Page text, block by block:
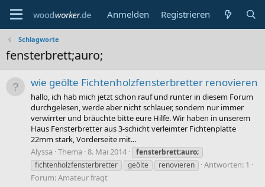
Anmelden Registrieren
Schlagworte
fensterbrett;auro;
wie geölte Fichtenholzfensterbretter renovieren
hallo, ich hab mich jetzt schon rauf und runter in diesem Forum
durchgelesen, werde aber nicht schlauer, sondern nur immer
verwirrter und bräuchte bitte eure Hilfe. Wir haben in unserem
Haus Fensterbretter aus 3-schicht verleimter Fichtenplatte
22mm stark, Vorderseite mit...
Alyssa Thema 8. Mai 2014
fensterbrett;auro;
fichtenholzfensterbretter
geölte renovieren
Antworten: 1
Forum:Amateur fragt